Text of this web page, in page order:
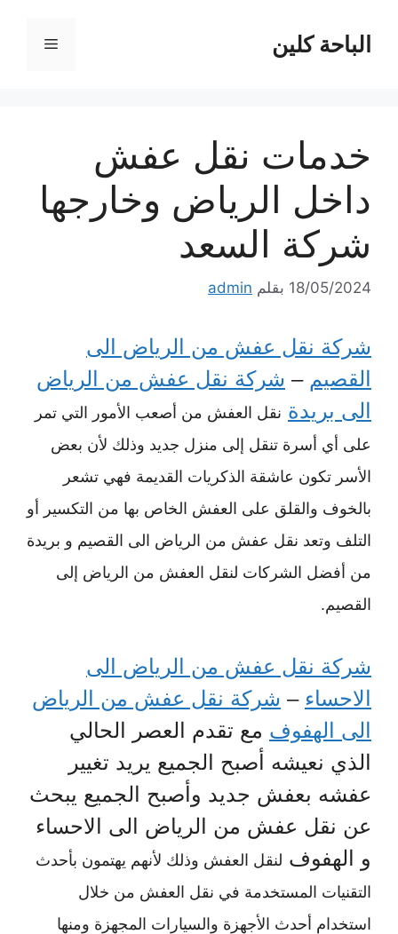
المحتوىالباحة كلين القائمة
خدمات نقل عفش
داخل الرياض وخارجها
شركة السعد
18/05/2024 بقلم admin
شركة نقل عفش من الرياض الى
القصيم – شركة نقل عفش من الرياض
الى بريدة نقل العفش من أصعب الأمور التي تمر
على أي أسرة تنقل إلى منزل جديد وذلك لأن بعض
الأسر تكون عاشقة الذكريات القديمة فهي تشعر
بالخوف والقلق على العفش الخاص بها من التكسير أو
التلف وتعد نقل عفش من الرياض الى القصيم و بريدة
من أفضل الشركات لنقل العفش من الرياض إلى
القصيم.
شركة نقل عفش من الرياض الى
الاحساء – شركة نقل عفش من الرياض
الى الهفوف مع تقدم العصر الحالي
الذي نعيشه أصبح الجميع يريد تغيير
عفشه بعفش جديد وأصبح الجميع يبحث
عن نقل عفش من الرياض الى الاحساء
و الهفوف لنقل العفش وذلك لأنهم يهتمون بأحدث
التقنيات المستخدمة في نقل العفش من خلال
استخدام أحدث الأجهزة والسيارات المجهزة ومنها